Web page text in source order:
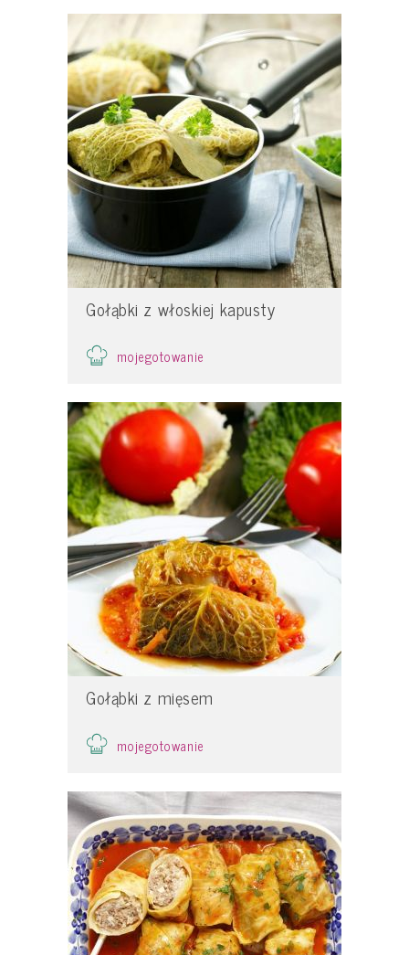
Gołąbki z włoskiej kapusty
mojegotowanie
Gołąbki z mięsem
mojegotowanie